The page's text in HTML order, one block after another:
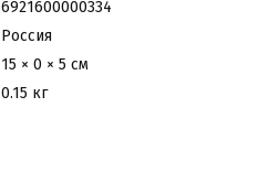
6921600000334
Россия
15 × 0 × 5 см
0.15 кг